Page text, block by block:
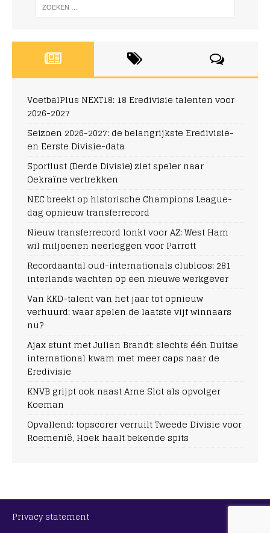
VoetbalPlus NEXT18: 18 Eredivisie talenten voor
2026-2027
Seizoen 2026-2027: de belangrijkste Eredivisie-
en Eerste Divisie-data
Sportlust (Derde Divisie) ziet speler naar
Oekraïne vertrekken
NEC breekt op historische Champions League-
dag opnieuw transferrecord
Nieuw transferrecord lonkt voor AZ: West Ham
wil miljoenen neerleggen voor Parrott
Recordaantal oud-internationals clubloos: 281
interlands wachten op een nieuwe werkgever
Van KKD-talent van het jaar tot opnieuw
verhuurd: waar spelen de laatste vijf winnaars
nu?
Ajax stunt met Julian Brandt: slechts één Duitse
international kwam met meer caps naar de
Eredivisie
KNVB grijpt ook naast Arne Slot als opvolger
Koeman
Opvallend: topscorer verruilt Tweede Divisie voor
Roemenië, Hoek haalt bekende spits
Privacy statement